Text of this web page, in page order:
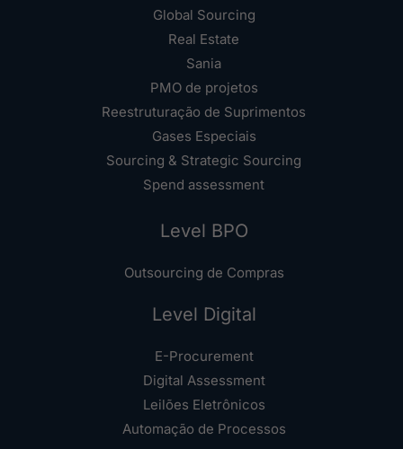
Global Sourcing
Real Estate
Sania
PMO de projetos
Reestruturação de Suprimentos
Gases Especiais
Sourcing & Strategic Sourcing
Spend assessment
Level BPO
Outsourcing de Compras
Level Digital
E-Procurement
Digital Assessment
Leilões Eletrônicos
Automação de Processos